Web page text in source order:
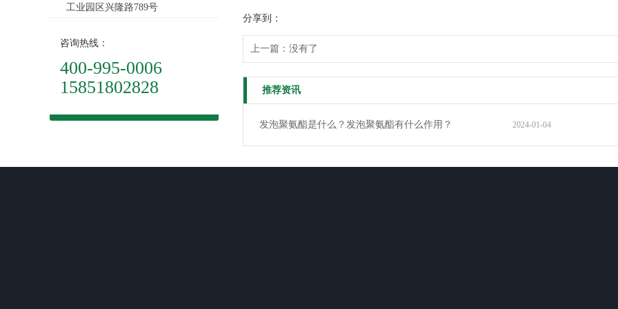
工业园区兴隆路789号
咨询热线：
400-995-0006
15851802828
分享到：
上一篇：没有了
推荐资讯
2024-01-04
发泡聚氨酯是什么？发泡聚氨酯有什么作用？